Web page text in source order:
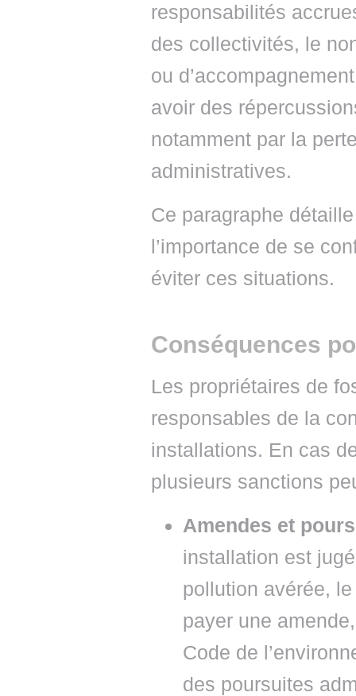
responsabilités
des collectivités, le
ou
avoir des
notamment par la
administratives.
Ce paragraphe
l’importance de se
éviter ces situations.
Conséquences
Les propriétaires de
responsables de la
installations. En cas
plusieurs sanctions
Amendes et
installation est
pollution avérée,
payer une
Code de
des poursuites